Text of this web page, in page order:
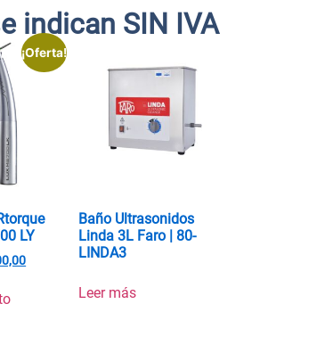
indican SIN IVA
¡Oferta!
LY
Baño Ultrasonidos
Linda 3L Faro | 80-
LINDA3
Leer más